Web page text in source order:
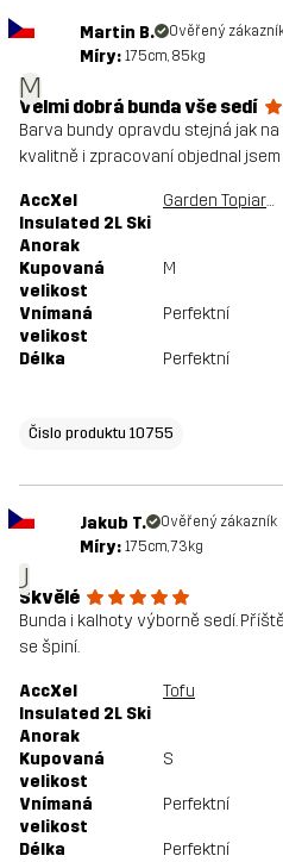
M
Martin B. Ověřený
Míry: 175cm, 85kg
Velmi dobrá bunda vše sedí
Barva bundy opravdu stejná jak
kvalitně i zpracovaní objednal
AccXel
Insulated 2L Ski
Anorak
Garden Topiary/Mango Mint
Kupovaná
velikost
M
Vnímaná
velikost
Perfektní
Délka Perfektní
Čislo produktu 10755
J
Jakub T. Ověřený zákazník
Míry: 175cm, 73kg
Skvělé
Bunda i kalhoty výborně sedí.
se špiní.
AccXel
Insulated 2L Ski
Anorak
Tofu
Kupovaná
velikost
S
Vnímaná
velikost
Perfektní
Délka Perfektní